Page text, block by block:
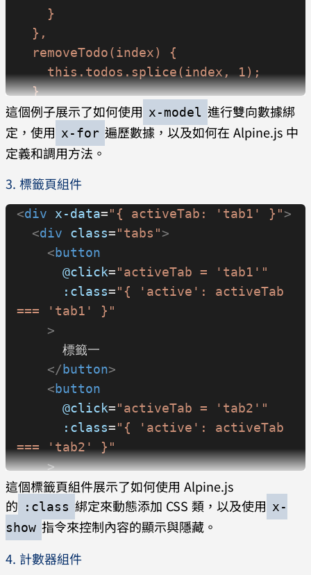
    }
  },
  removeTodo(index) {
    this.todos.splice(index, 1);
  }
}"
>
  <
div>
model="newTodo"
@keyup.enter="addTodo" />
    <
button @click ="addTodo"
button>
div>
    <
template
in todos"
      <
li>
        <
input
model="todo.completed"
        <
span
          x-text
= "todo.text"
          :class
todo.completed }"
        ></
span>
        <
button
@click="removeTodo(index)"
</button
      </
li
這個例子展示了如何使用 x-model 進行雙向數據綁
定，使用 x-for 遍歷數據，以及如何在 Alpine.js 中
定義和調用方法。
3. 標籤頁組件
<div x-data="{ activeTab: 'tab1' }">
  <
div class="tabs">
    <
button
      @click
="activeTab = 'tab1'"
      :class
="{ 'active': activeTab
=== 'tab1' }"
    >
      標籤一
    </
button>
    <
button
      @click
="activeTab = 'tab2'"
      :class
="{ 'active': activeTab
=== 'tab2' }"
    >
      標籤二
    </
button>
    <
button
      :class
這個標籤頁組件展示了如何使用 Alpine.js
的
:class 綁定來動態添加 CSS 類，以及使用 x-
show 指令來控制內容的顯示與隱藏。
4. 計數器組件